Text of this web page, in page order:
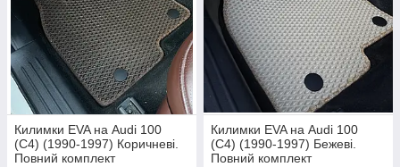
Килимки EVA на Audi 100
(C4) (1990-1997) Коричневі.
Повний комплект
Килимки EVA на Audi 100
(C4) (1990-1997) Бежеві.
Повний комплект